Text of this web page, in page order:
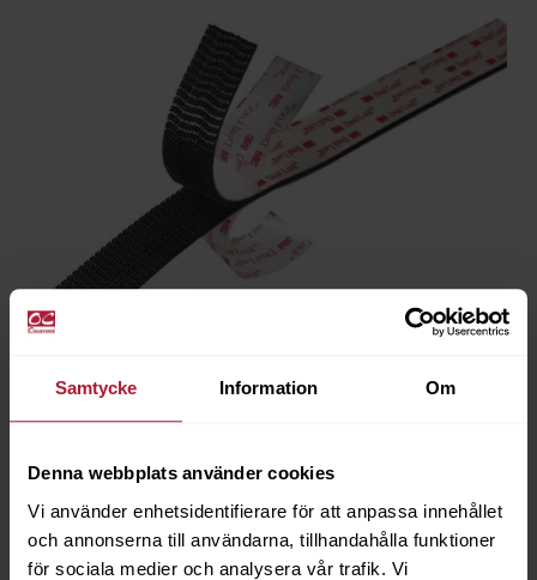
Samtycke Information Om
Denna webbplats använder cookies
Vi använder enhetsidentifierare för att anpassa innehållet
och annonserna till användarna, tillhandahålla funktioner
för sociala medier och analysera vår trafik. Vi
7530-3540-25
Saldo0